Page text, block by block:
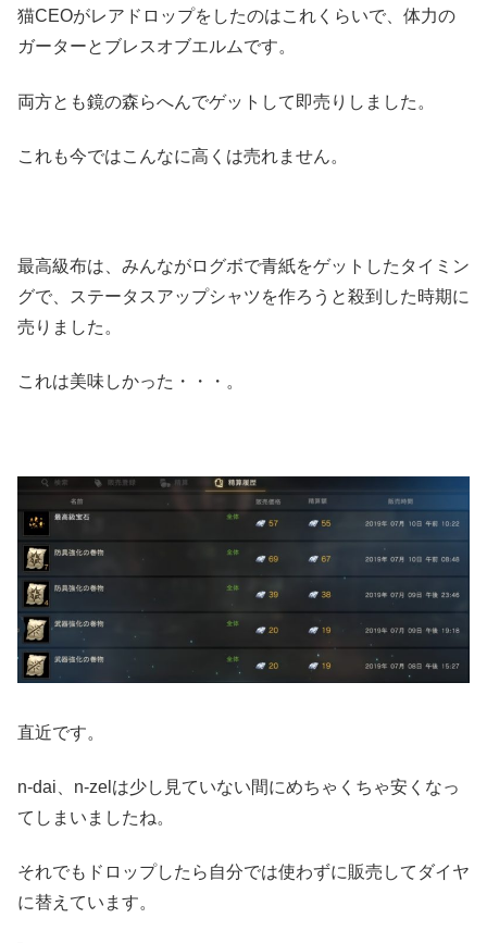
猫CEOがレアドロップをしたのはこれくらいで、体力の
ガーターとブレスオブエルムです。
両方とも鏡の森らへんでゲットして即売りしました。
これも今ではこんなに高くは売れません。
最高級布は、みんながログボで青紙をゲットしたタイミン
グで、ステータスアップシャツを作ろうと殺到した時期に
売りました。
これは美味しかった・・・。
直近です。
n-dai、n-zelは少し見ていない間にめちゃくちゃ安くなっ
てしまいましたね。
それでもドロップしたら自分では使わずに販売してダイヤ
に替えています。